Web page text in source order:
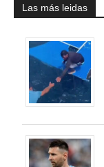
Las más leidas